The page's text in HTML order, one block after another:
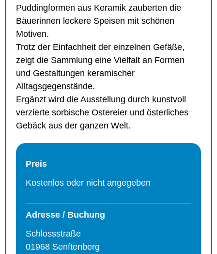
Puddingformen aus Keramik zauberten die
Bäuerinnen leckere Speisen mit schönen
Motiven.
Trotz der Einfachheit der einzelnen Gefäße,
zeigt die Sammlung eine Vielfalt an Formen
und Gestaltungen keramischer
Alltagsgegenstände.
Ergänzt wird die Ausstellung durch kunstvoll
verzierte sorbische Ostereier und österliches
Gebäck aus der ganzen Welt.
Preis
Kostenlos oder nicht angegeben
Adresse / Buchung
Schlossstraße
01968 Senftenberg